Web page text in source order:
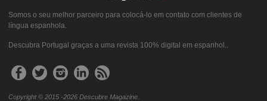
Somos o seu melhor parceiro para colocá-lo em contato com clientes de
língua espanhola.
Descubra Portugal graças a uma revista 100% digital em espanhol..
Copyright © 2015 -2026 Descubre Magazine.